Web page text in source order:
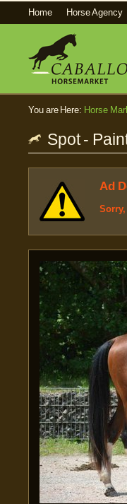
Home Horse Agency
You are Here: Horse
Spot -
Ad